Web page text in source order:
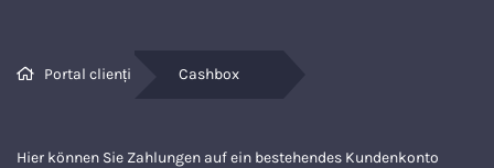
Portal clienți Cashbox
Hier können Sie Zahlungen auf ein bestehendes Kundenkonto